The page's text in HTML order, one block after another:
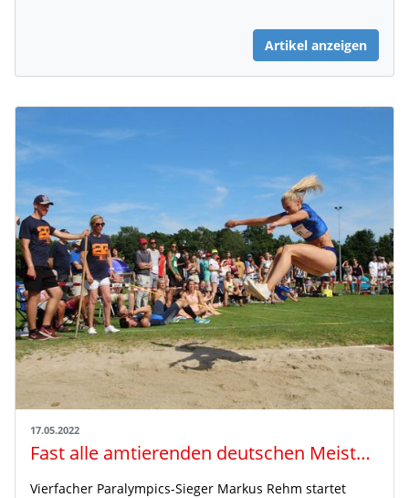
Artikel anzeigen
17.05.2022
Fast alle amtierenden deutschen Meister beim Garbsener Springermeeting:
Vierfacher Paralympics-Sieger Markus Rehm startet